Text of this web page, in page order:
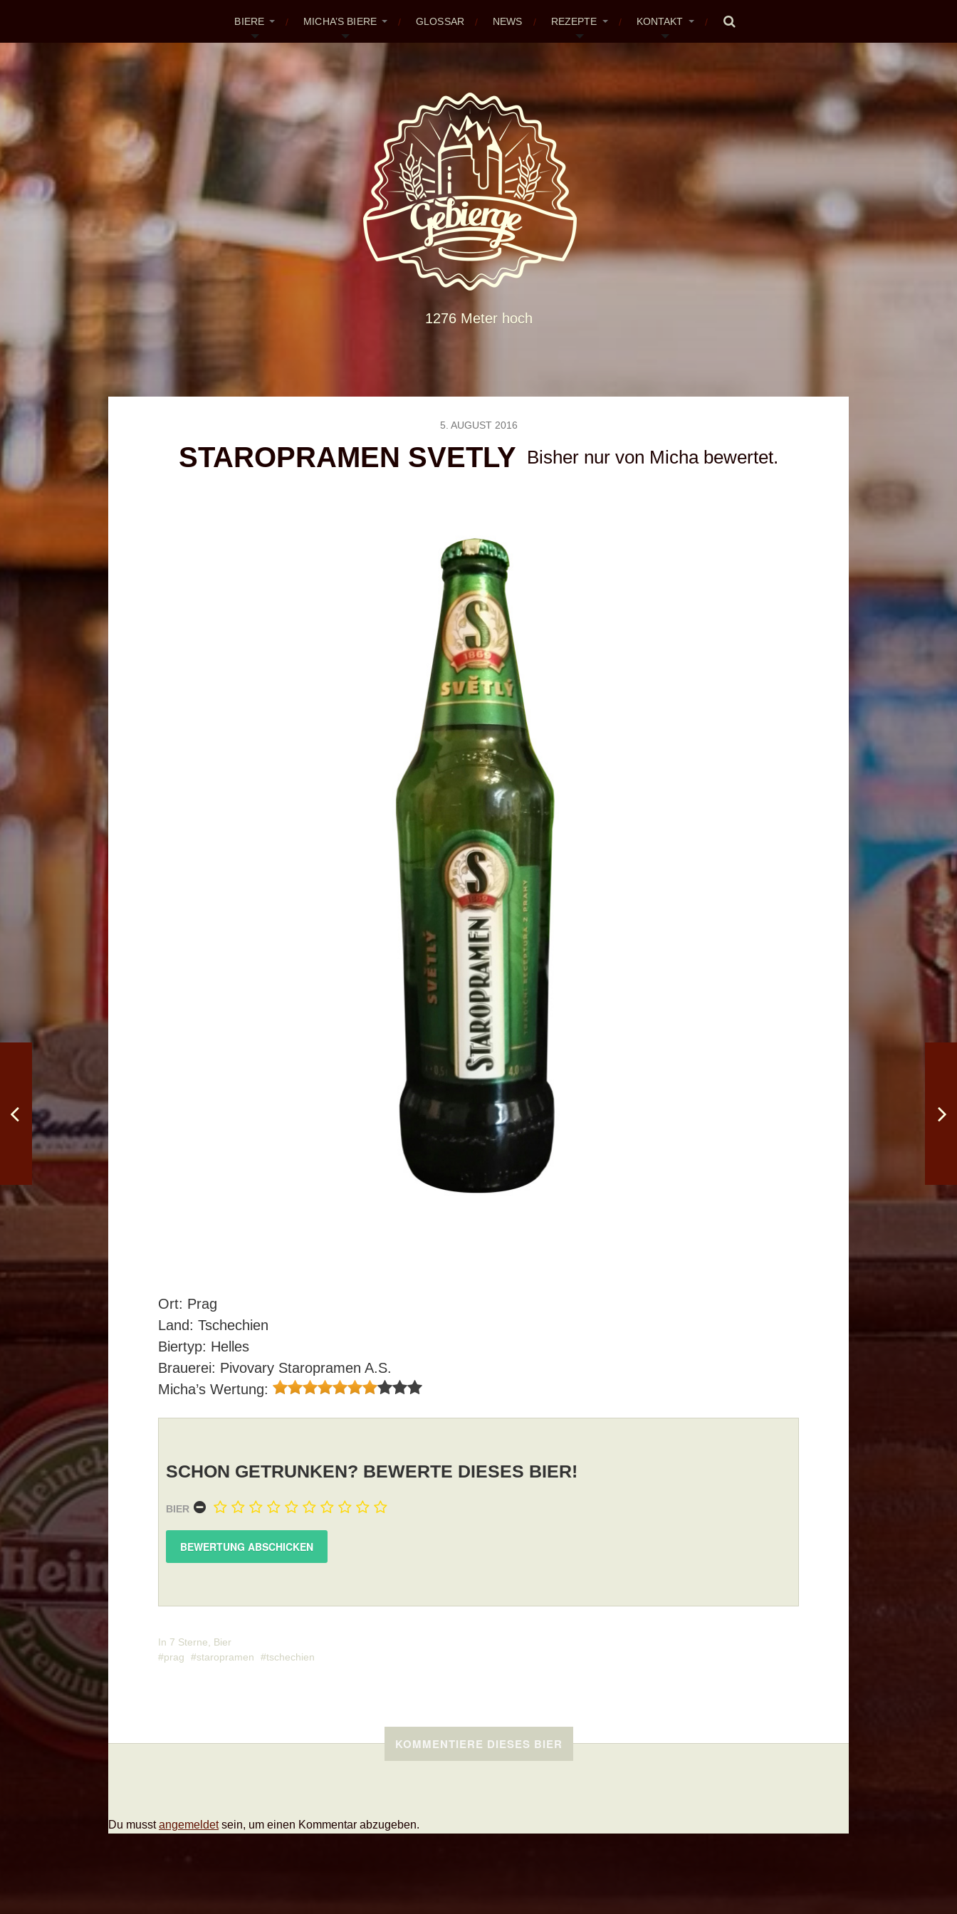
BIERE MICHA’S BIERE GLOSSAR NEWS REZEPTE KONTAKT
1276 Meter hoch
5. AUGUST 2016
STAROPRAMEN SVETLY Bisher nur von Micha bewertet.
Ort: Prag
Land: Tschechien
Biertyp: Helles
Brauerei: Pivovary Staropramen A.S.
Micha’s Wertung:
SCHON GETRUNKEN? BEWERTE DIESES BIER!
BIER
In 7 Sterne
Bier
prag
staropramen tschechien
KOMMENTIERE DIESES BIER
Du musstangemeldetsein, um einen Kommentar abzugeben.